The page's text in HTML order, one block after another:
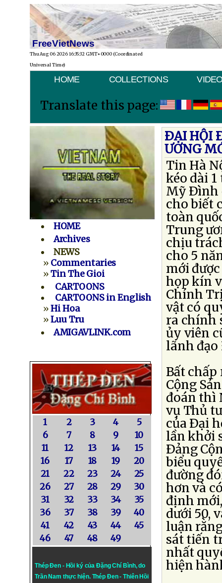
FreeVietNews
Thu Aug 06 2026 16:35:32 GMT+0000 (Coordinated
Universal Time)
HOME COLLECTIONS
Translate this page:
HOME
Archives
NEWS
» Commentaries
»Tin The Gioi
CARTOONS
CARTOONS in English
»Hi Hoa
»Luu Tru
AMIGAVLINK.com
1 2 3 4
5
6
7 8 9
10
11
12 13 14
15
16
17 18 19
20
21
22 23 24
25
26
27 28 29
30
31
32 33 34
35
36
37 38 39
40
41
42 43 44
45
46
47 48 49
Thép Đen - Hồi ký của Đặng Chí Bình, do
Trần Nam thực hiện. Thép Đen- Thiên Hồi
ÐẠI HỘI
ƯƠNG
Tin Hà
kéo dài
Mỹ Ðình
cho biết
toàn
Trung
chịu
cho 5
mới
họp kín
Chính
vật có
ra chính
ủy viên
lãnh đạo
Bất
Cộng
đoán thì
vụ Thủ
của Ðại
lần khởi
Ðảng
biểu
đường
hơn và
định
dưới 50,
luận
sát tiến
nhất
hiện